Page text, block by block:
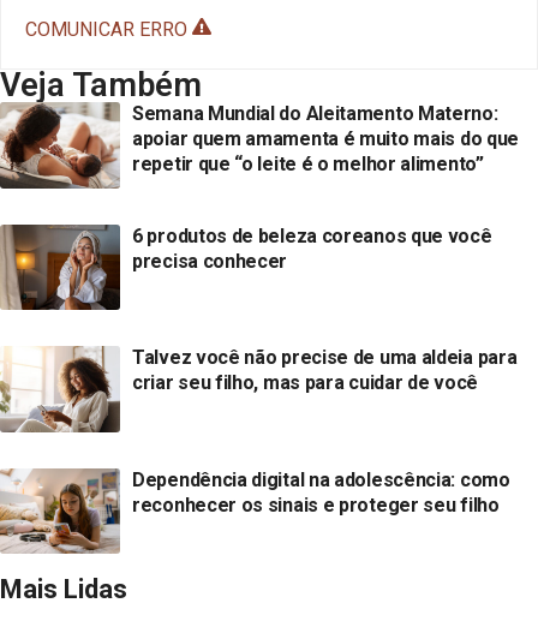
COMUNICAR ERRO
Veja Também
Semana Mundial do Aleitamento Materno:
apoiar quem amamenta é muito mais do que
repetir que “o leite é o melhor alimento”
6 produtos de beleza coreanos que você
precisa conhecer
Talvez você não precise de uma aldeia para
criar seu filho, mas para cuidar de você
Dependência digital na adolescência: como
reconhecer os sinais e proteger seu filho
Mais Lidas